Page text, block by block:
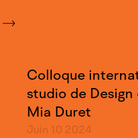
Colloque
studio de Design
Mia Duret
Juin 10 2024